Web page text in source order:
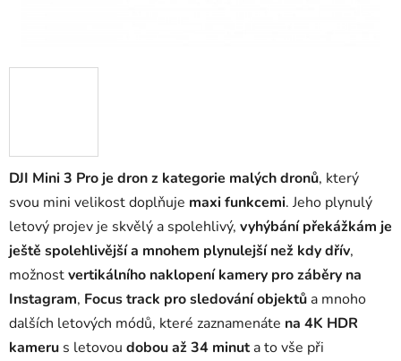
DJI Mini 3 Pro je dron z kategorie malých dronů, který
svou mini velikost doplňuje maxi funkcemi. Jeho plynulý
letový projev je skvělý a spolehlivý, vyhýbání překážkám je
ještě spolehlivější a mnohem plynulejší než kdy dřív,
možnostvertikálního naklopení kamery pro záběry na
Instagram, Focus track pro sledování objektů a mnoho
dalších letových módů, které zaznamenáte na 4K HDR
kameru s letovou dobou až 34 minuta to vše při